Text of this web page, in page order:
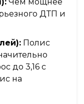
ДТП и
Полис
до 3,16 с
на